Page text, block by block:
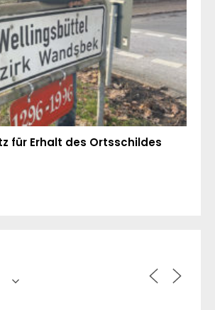
für Erhalt des Ortsschildes